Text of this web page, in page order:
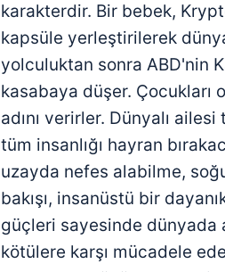
karakterdir. Bir bebek,
kapsüle yerleştirilerek
yolculuktan sonra ABD'nin
kasabaya düşer. Çocukları
adını verirler. Dünyalı
tüm insanlığı hayran
uzayda nefes alabilme,
bakışı, insanüstü bir
güçleri sayesinde dünyada
kötülere karşı mücadele